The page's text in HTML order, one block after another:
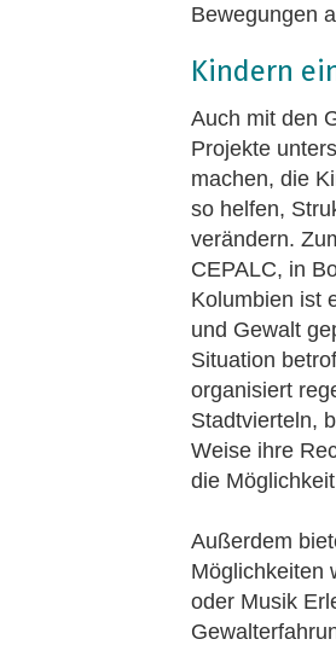
Bewegungen
Kindern
Auch mit den
Projekte
machen, die
so helfen,
verändern.
CEPALC, in
Kolumbien ist
und Gewalt
Situation
organisiert
Stadtvierteln,
Weise ihre
die
Außerdem
Möglichkeiten
oder Musik